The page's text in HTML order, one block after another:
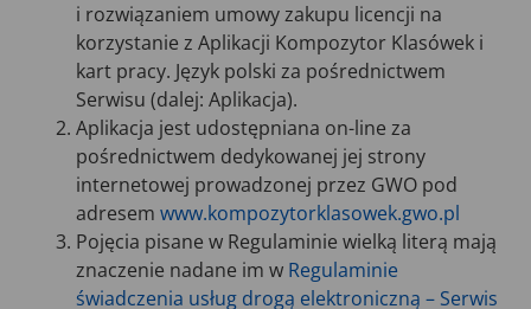
i rozwiązaniem umowy zakupu licencji na
korzystanie z Aplikacji Kompozytor Klasówek i
kart pracy. Język polski za pośrednictwem
Serwisu (dalej: Aplikacja).
Aplikacja jest udostępniana on-line za
pośrednictwem dedykowanej jej strony
internetowej prowadzonej przez GWO pod
adresem www.kompozytorklasowek.gwo.pl
Pojęcia pisane w Regulaminie wielką literą mają
znaczenie nadane im w Regulaminie
świadczenia usług drogą elektroniczną – Serwis